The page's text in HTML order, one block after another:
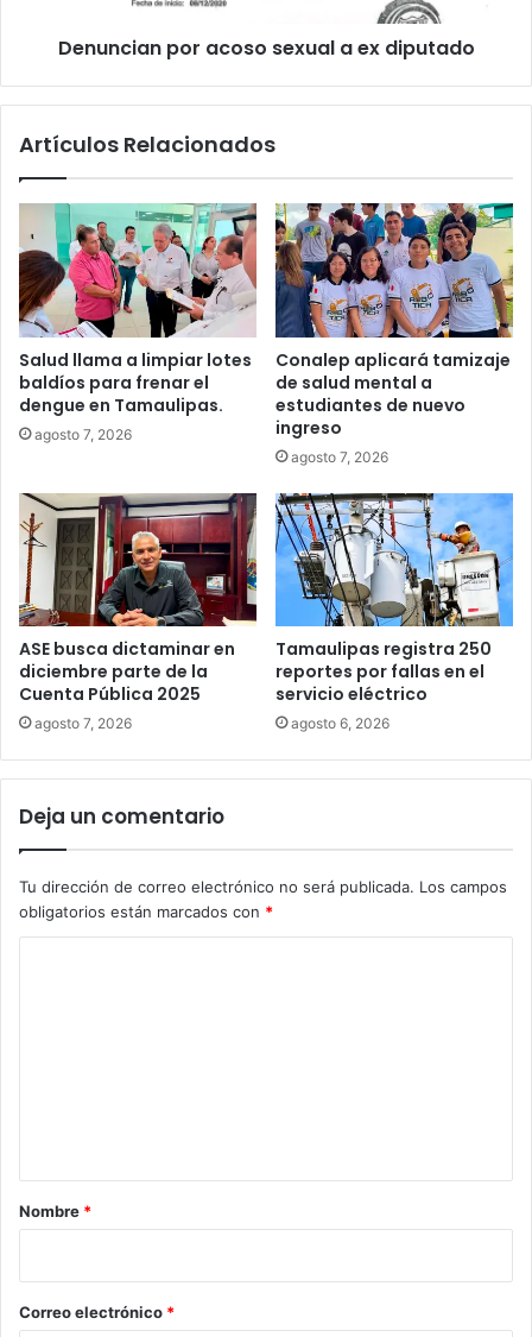
Denuncian por acoso sexual a ex diputado
Artículos Relacionados
Salud llama a limpiar lotes
baldíos para frenar el
dengue en Tamaulipas.
agosto 7, 2026
Conalep aplicará tamizaje
de salud mental a
estudiantes de nuevo
ingreso
agosto 7, 2026
ASE busca dictaminar en
diciembre parte de la
Cuenta Pública 2025
agosto 7, 2026
Tamaulipas registra 250
reportes por fallas en el
servicio eléctrico
agosto 6, 2026
Deja un comentario
Tu dirección de correo electrónico no será publicada. Los campos
obligatorios están marcados con *
r
*
Nombre *
Correo electrónico *